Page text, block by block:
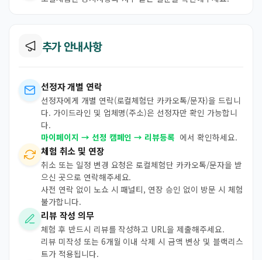
추가 안내사항
선정자 개별 연락
선정자에게 개별 연락(로컬체험단 카카오톡/문자)을 드립니
다. 가이드라인 및 업체명(주소)은 선정자만 확인 가능합니
다.
마이페이지 → 선정 캠페인 → 리뷰등록 에서 확인하세요.
체험 취소 및 연장
취소 또는 일정 변경 요청은 로컬체험단 카카오톡/문자을 받
으신 곳으로 연락해주세요.
사전 연락 없이 노쇼 시 패널티, 연장 승인 없이 방문 시 체험
불가합니다.
리뷰 작성 의무
체험 후 반드시 리뷰를 작성하고 URL을 제출해주세요.
리뷰 미작성 또는 6개월 이내 삭제 시 금액 변상 및 블랙리스
트가 적용됩니다.